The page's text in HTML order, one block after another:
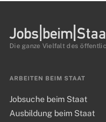
Die ganze Vielfalt des
ARBEITEN BEIM STAAT
Jobsuche beim Staat
Ausbildung beim Staat